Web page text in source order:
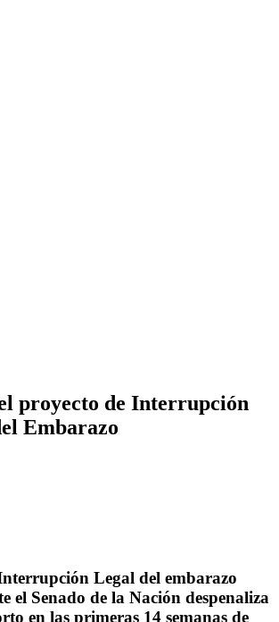
proyecto de Interrupción
Embarazo
Legal del embarazo
el Senado de la Nación despenaliza
en las primeras 14 semanas de